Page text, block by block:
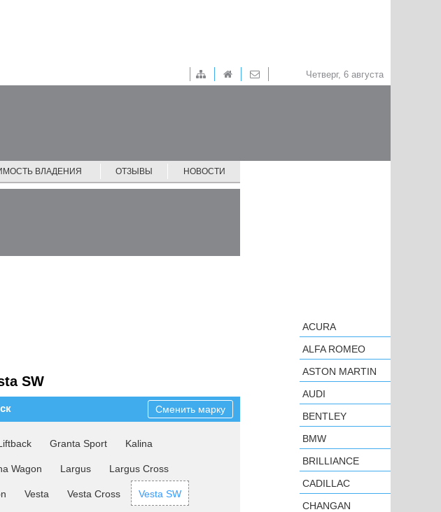
Четверг, 6 августа
ВЛАДЕНИЯ ОТЗЫВЫ НОВОСТИ
SW
Сменить марку
Granta Sport Kalina
Wagon Largus Largus Cross
Vesta Vesta Cross Vesta SW
ACURA
ALFA ROMEO
ASTON MARTIN
AUDI
BENTLEY
BMW
BRILLIANCE
CADILLAC
CHANGAN